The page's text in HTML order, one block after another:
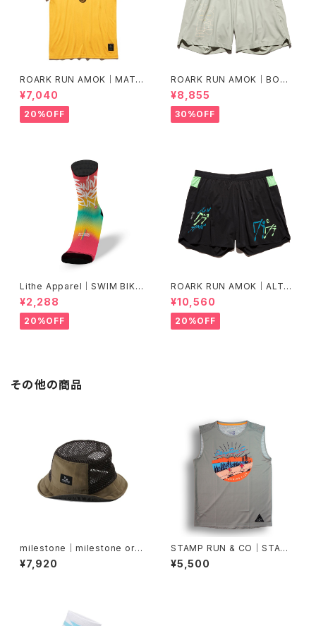
ROARK RUN AMOK｜MATHI
S CORE SS col.SUNBURST
¥7,040
20%OFF
ROARK RUN AMOK｜BOM
MER 2.0 7" Col.CHAPARRA
L
¥8,855
30%OFF
Lithe Apparel｜SWIM BIKE
RUN [COLOR]
¥2,288
20%OFF
ROARK RUN AMOK｜ALTA
5" Col.BLACK FJORD
¥10,560
20%OFF
その他の商品
milestone｜milestone orig
inal cap MSC-025 Denali H
at（ブラウンブラウン）
¥7,920
STAMP RUN & CO｜STAMP
GRAPHIC TANK (STAMP TR
AIL RUNNING CLUB)
¥5,500